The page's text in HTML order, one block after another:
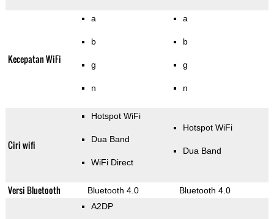
Kecepatan WiFi
a
b
g
n
a
b
g
n
Ciri wifi
Hotspot WiFi
Dua Band
WiFi Direct
Hotspot WiFi
Dua Band
Versi Bluetooth Bluetooth 4.0 Bluetooth 4.0
A2DP